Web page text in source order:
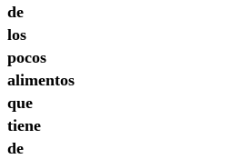
de
los
pocos
alimentos
que
tiene
de